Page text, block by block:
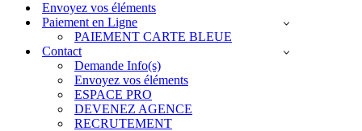
Envoyez vos éléments
Paiement en Ligne
PAIEMENT CARTE BLEUE
Contact
Demande Info(s)
Envoyez vos éléments
ESPACE PRO
DEVENEZ AGENCE
RECRUTEMENT